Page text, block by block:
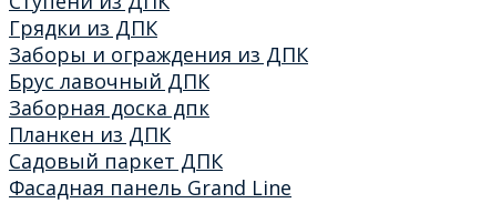
Грядки из ДПК
Заборы и ограждения из ДПК
Брус лавочный ДПК
Заборная доска дпк
Планкен из ДПК
Садовый паркет ДПК
Фасадная панель Grand Line